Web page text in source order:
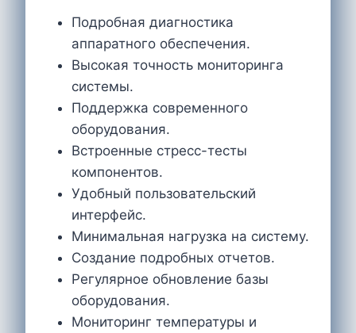
Подробная диагностика
аппаратного обеспечения.
Высокая точность мониторинга
системы.
Поддержка современного
оборудования.
Встроенные стресс-тесты
компонентов.
Удобный пользовательский
интерфейс.
Минимальная нагрузка на систему.
Создание подробных отчетов.
Регулярное обновление базы
оборудования.
Мониторинг температуры и